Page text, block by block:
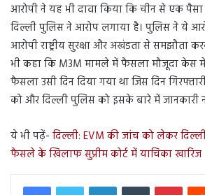
आरोपी ने यह भी दावा किया कि चीन से एक
दिल्ली पुलिस ने आरोप लगाया है। पुलिस ने ये
आरोपी राष्ट्रीय सुरक्षा और अखंडता से समझौता
भी कहा कि M3M मामले में फैसला मौजूदा केस में
फैसला उसी दिन दिया गया था जिस दिन
को और दिल्ली पुलिस को इसके बारे में जानकारी
ये भी पढ़ें- दिल्ली: EVM की जांच को लेकर
फैसले के खिलाफ सुप्रीम कोर्ट में याचिका खारिज
LinkedInTumblr